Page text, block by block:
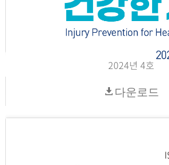
2024년 4호
다운로드